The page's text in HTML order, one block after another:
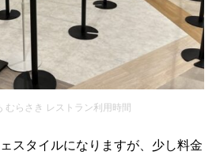
むらさき レストラン利用時間
スタイルになりますが、少し料金